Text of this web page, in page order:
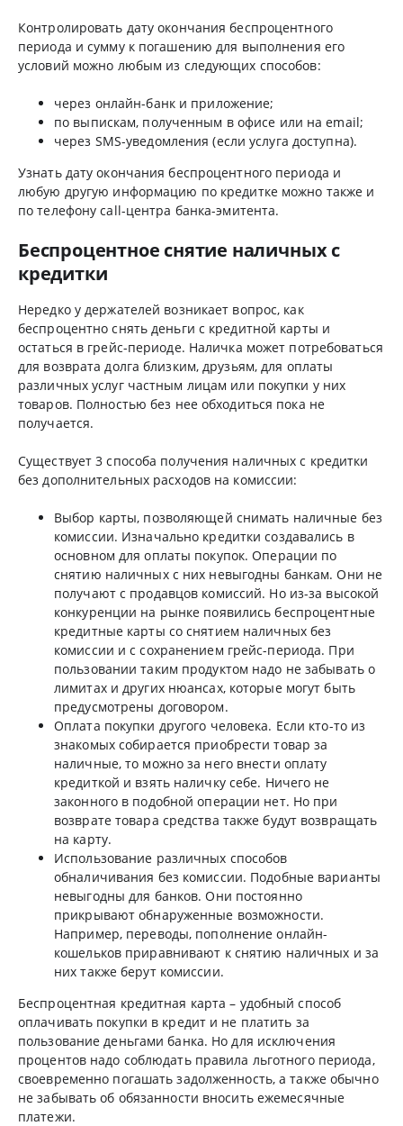
Контролировать дату окончания беспроцентного
периода и сумму к погашению для выполнения его
условий можно любым из следующих способов:
через онлайн-банк и приложение;
по выпискам, полученным в офисе или на email;
через SMS-уведомления (если услуга доступна).
Узнать дату окончания беспроцентного периода и
любую другую информацию по кредитке можно также и
по телефону call-центра банка-эмитента.
Беспроцентное снятие наличных с
кредитки
Нередко у держателей возникает вопрос, как
беспроцентно снять деньги с кредитной карты и
остаться в грейс-периоде. Наличка может потребоваться
для возврата долга близким, друзьям, для оплаты
различных услуг частным лицам или покупки у них
товаров. Полностью без нее обходиться пока не
получается.
Существует 3 способа получения наличных с кредитки
без дополнительных расходов на комиссии:
Выбор карты, позволяющей снимать наличные без
комиссии. Изначально кредитки создавались в
основном для оплаты покупок. Операции по
снятию наличных с них невыгодны банкам. Они не
получают с продавцов комиссий. Но из-за высокой
конкуренции на рынке появились беспроцентные
кредитные карты со снятием наличных без
комиссии и с сохранением грейс-периода. При
пользовании таким продуктом надо не забывать о
лимитах и других нюансах, которые могут быть
предусмотрены договором.
Оплата покупки другого человека. Если кто-то из
знакомых собирается приобрести товар за
наличные, то можно за него внести оплату
кредиткой и взять наличку себе. Ничего не
законного в подобной операции нет. Но при
возврате товара средства также будут возвращать
на карту.
Использование различных способов
обналичивания без комиссии. Подобные варианты
невыгодны для банков. Они постоянно
прикрывают обнаруженные возможности.
Например, переводы, пополнение онлайн-
кошельков приравнивают к снятию наличных и за
них также берут комиссии.
Беспроцентная кредитная карта – удобный способ
оплачивать покупки в кредит и не платить за
пользование деньгами банка. Но для исключения
процентов надо соблюдать правила льготного периода,
своевременно погашать задолженность, а также обычно
не забывать об обязанности вносить ежемесячные
платежи.